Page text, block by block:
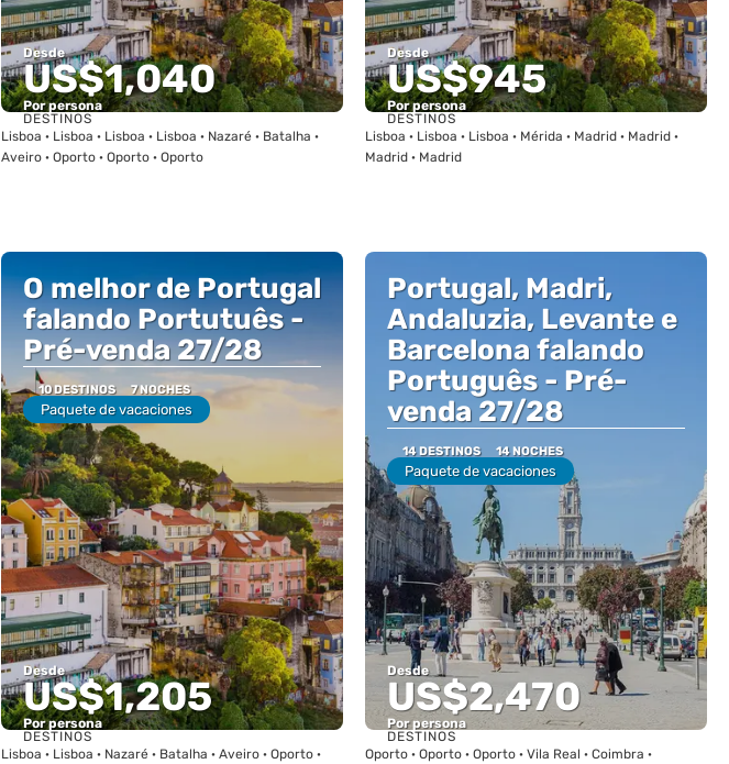
Desde
US$1,040
Por persona
Ver
DESTINOS
Lisboa · Lisboa · Lisboa · Lisboa · Nazaré · Batalha ·
Aveiro · Oporto · Oporto · Oporto
Desde
US$945
Por persona
Ver
DESTINOS
Lisboa · Lisboa · Lisboa · Mérida · Madrid · Madrid ·
Madrid · Madrid
O melhor de Portugal
falando Portutuês -
Pré-venda 27/28
10 DESTINOS 7 NOCHES
Paquete de vacaciones
Desde
US$1,205
Por persona
Ver
DESTINOS
Lisboa · Lisboa · Nazaré · Batalha · Aveiro · Oporto ·
Portugal, Madri,
Andaluzia, Levante e
Barcelona falando
Português - Pré-
venda 27/28
14 DESTINOS 14 NOCHES
Paquete de vacaciones
Desde
US$2,470
Por persona
Ver
DESTINOS
Oporto · Oporto · Oporto · Vila Real · Coimbra ·